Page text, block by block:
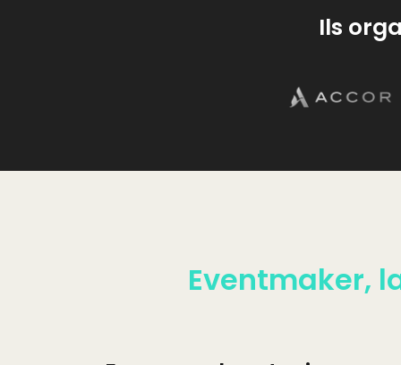
Ils
Eventmaker,